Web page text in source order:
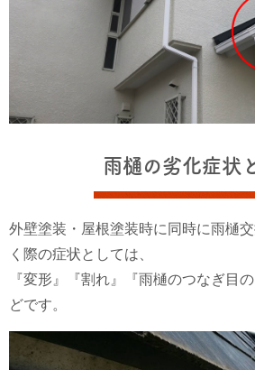
雨樋の劣化症状
外壁塗装・屋根塗装時に同時に雨樋
く際の症状としては、
『変形』『割れ』『雨樋のつなぎ目
どです。